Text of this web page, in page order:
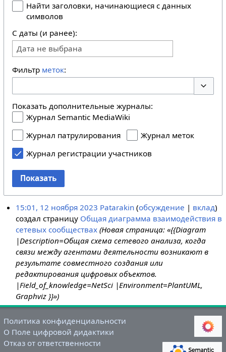
Найти заголовки, начинающиеся с данных
символов
С даты (и ранее):
Дата не выбрана
Фильтр меток:
Показать дополнительные журналы:
Журнал Semantic MediaWiki
Журнал патрулирования
Журнал меток
Журнал регистрации участников
Показать
15:01, 12 ноября 2023 Patarakin обсуждение
вклад
создал страницу Общая диаграмма взаимодействия в
сетевых сообществах (Новая страница: «{{Diagram
|Description=Общая схема сетевого анализа, когда
связи между агентами деятельности возникают в
результате совместного создания или
редактирования цифровых объектов.
|Field_of_knowledge=NetSci |Environment=PlantUML,
Graphviz }}»)
Политика конфиденциальности
О Поле цифровой дидактики
Отказ от ответственности